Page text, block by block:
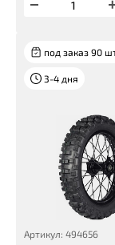
под заказ 90
3-4 дня
Артикул: 494656